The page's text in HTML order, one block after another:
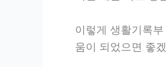
이렇게 생활기록
움이 되었으면 좋